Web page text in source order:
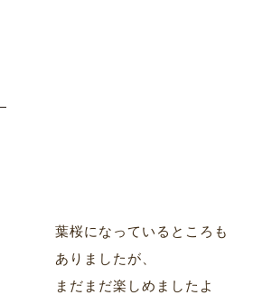
葉桜になっているところも
ありましたが、
まだまだ楽しめましたよ